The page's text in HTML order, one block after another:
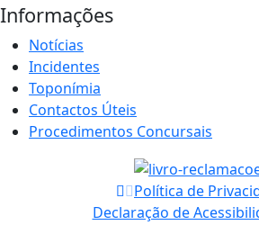
Informações
Notícias
Incidentes
Toponímia
Contactos Úteis
Procedimentos Concursais
Política de
Declaração de